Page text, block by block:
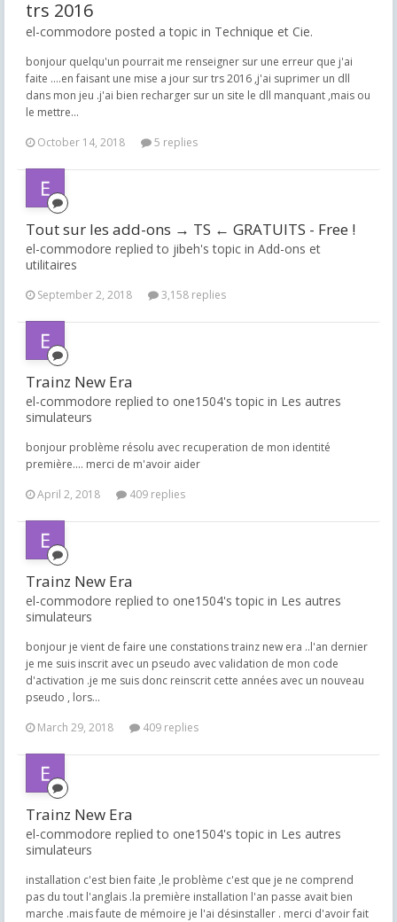
trs 2016
el-commodore posted a topic in Technique et Cie.
bonjour quelqu'un pourrait me renseigner sur une erreur que j'ai
faite ....en faisant une mise a jour sur trs 2016 ,j'ai suprimer un dll
dans mon jeu .j'ai bien recharger sur un site le dll manquant ,mais ou
le mettre...
October 14, 2018
5 replies
Tout sur les add-ons → TS ← GRATUITS - Free !
el-commodore replied to jibeh's topic in Add-ons et
utilitaires
September 2, 2018 3,158 replies
Trainz New Era
el-commodore replied to one1504's topic in Les autres
simulateurs
bonjour problème résolu avec recuperation de mon identité
première.... merci de m'avoir aider
April 2, 2018
409 replies
Trainz New Era
el-commodore replied to one1504's topic in Les autres
simulateurs
bonjour je vient de faire une constations trainz new era ..l'an dernier
je me suis inscrit avec un pseudo avec validation de mon code
d'activation .je me suis donc reinscrit cette années avec un nouveau
pseudo , lors...
March 29, 2018
409 replies
Trainz New Era
el-commodore replied to one1504's topic in Les autres
simulateurs
installation c'est bien faite ,le problème c'est que je ne comprend
pas du tout l'anglais .la première installation l'an passe avait bien
marche .mais faute de mémoire je l'ai désinstaller . merci d'avoir fait